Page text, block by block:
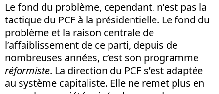
Le fond du problème, cependant, n’est pas la
tactique du PCF à la présidentielle. Le fond du
problème et la raison centrale de
l’affaiblissement de ce parti, depuis de
nombreuses années, c’est son programme
réformiste. La direction du PCF s’est adaptée
au système capitaliste. Elle ne remet plus en